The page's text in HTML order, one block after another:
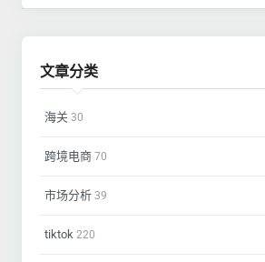
文章分类
海关 30
跨境电商 70
市场分析 39
tiktok 220